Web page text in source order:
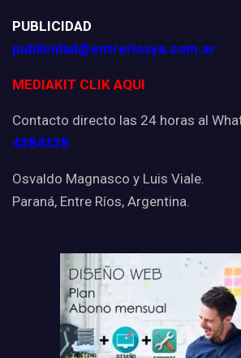
PUBLICIDAD
publicidad@entreriosya.com.ar
MEDIAKIT CLIK AQUI
Contacto directo las 24 horas al
4384338
Osvaldo Magnasco y Luis Viale.
Paraná, Entre Ríos, Argentina.